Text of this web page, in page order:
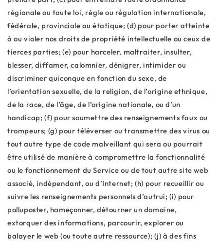
régionale ou toute loi, règle ou régulation internationale,
fédérale, provinciale ou étatique; (d) pour porter atteinte
à ou violer nos droits de propriété intellectuelle ou ceux de
tierces parties; (e) pour harceler, maltraiter, insulter,
blesser, diffamer, calomnier, dénigrer, intimider ou
discriminer quiconque en fonction du sexe, de
l’orientation sexuelle, de la religion, de l’origine ethnique,
de la race, de l’âge, de l’origine nationale, ou d’un
handicap; (f) pour soumettre des renseignements faux ou
trompeurs; (g) pour téléverser ou transmettre des virus ou
tout autre type de code malveillant qui sera ou pourrait
être utilisé de manière à compromettre la fonctionnalité
ou le fonctionnement du Service ou de tout autre site web
associé, indépendant, ou d’Internet; (h) pour recueillir ou
suivre les renseignements personnels d’autrui; (i) pour
polluposter, hameçonner, détourner un domaine,
extorquer des informations, parcourir, explorer ou
balayer le web (ou toute autre ressource); (j) à des fins